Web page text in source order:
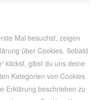
Mal besuchst, zeigen
über Cookies. Sobald
klickst, gibst du uns deine
Kategorien von Cookies
Erklärung beschrieben zu